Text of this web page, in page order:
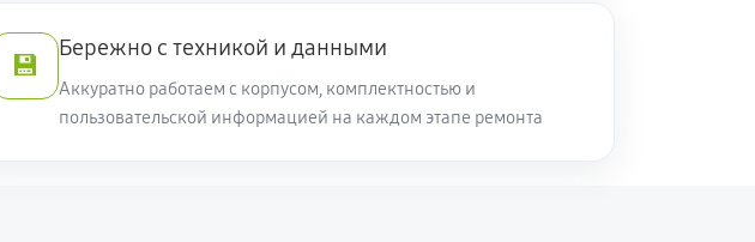
1700 руб 50 минут
💾
Бережно с техникой и данными
Аккуратно работаем с корпусом, комплектностью и
пользовательской информацией на каждом этапе ремонта